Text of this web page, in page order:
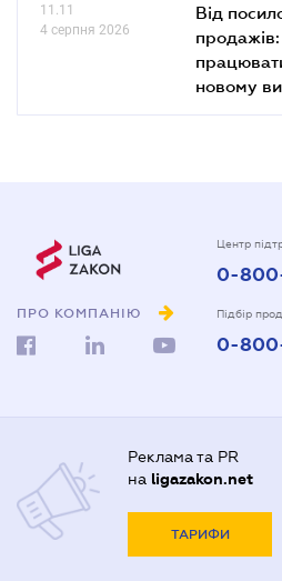
11.11
4 серпня 2026
Від
новому
ПРО КОМПАНІЮ
Центр
0-
Підбір
0-
Реклама та PR
на ligazakon.net
ТАРИФИ